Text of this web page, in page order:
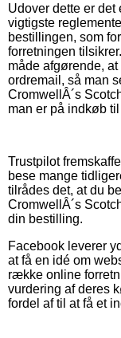
Udover dette er
vigtigste
bestillingen, som
forretningen
måde afgørende,
ordremail, så man
CromwellÂ´s
man er på indkøb
Trustpilot
bese mange
tilrådes det, at du
CromwellÂ´s
din bestilling.
Facebook leverer
at få en idé om
række online
vurdering af deres
fordel af til at få et